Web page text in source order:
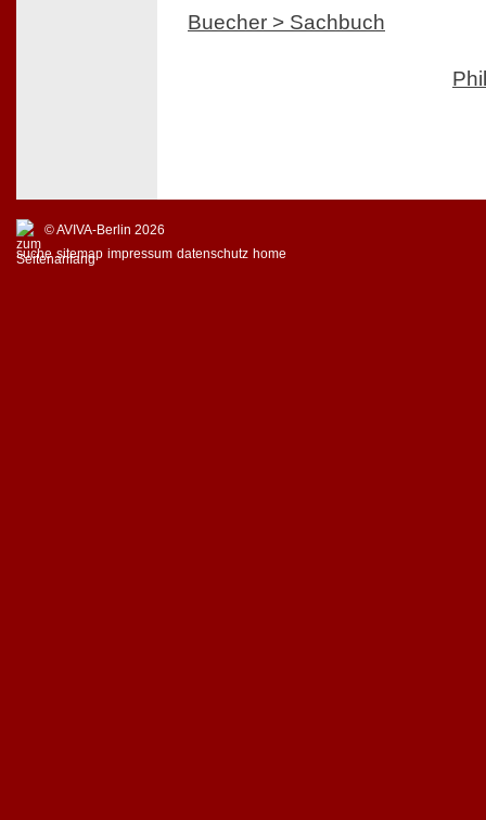
Buecher > Sachbuch
© AVIVA-Berlin 2026
suche sitemap impressum datenschutz home